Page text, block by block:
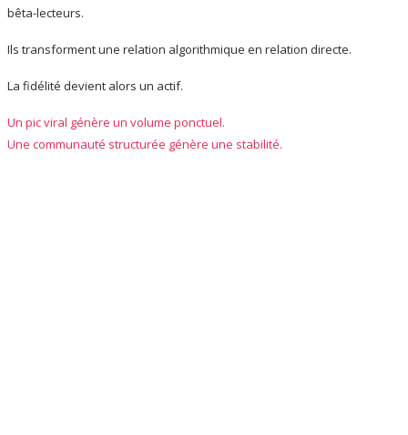
bêta-lecteurs.
Ils transforment une relation algorithmique en relation directe.
La fidélité devient alors un actif.
Un pic viral génère un volume ponctuel.
Une communauté structurée génère une stabilité.